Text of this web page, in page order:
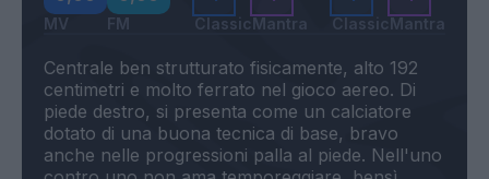
MV FM ClassicMantra ClassicMantra
Centrale ben strutturato fisicamente, alto 192
centimetri e molto ferrato nel gioco aereo. Di
piede destro, si presenta come un calciatore
dotato di una buona tecnica di base, bravo
anche nelle progressioni palla al piede. Nell'uno